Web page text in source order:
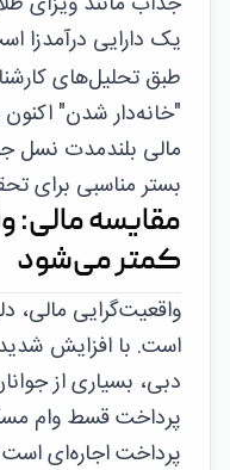
یک دارایی درآمدزا
طبق تحلیل‌های
"خانه‌دار شدن"
مالی بلندمدت نسل
بستر مناسبی برای
مقایسه مالی:
کمتر می‌شود
واقعیت‌گرایی مالی،
است. با افزایش
دبی، بسیاری از
پرداخت اجاره‌ای است